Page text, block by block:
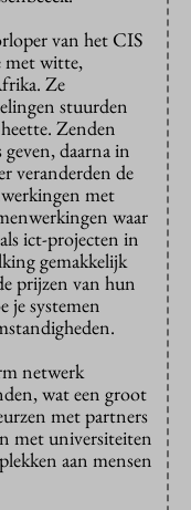
van het CIS
met witte,
Ze
stuurden
Zenden
daarna in
veranderden de
met
waar
ict-projecten in
gemakkelijk
prijzen van hun
je systemen
netwerk
wat een groot
met partners
met universiteiten
aan mensen